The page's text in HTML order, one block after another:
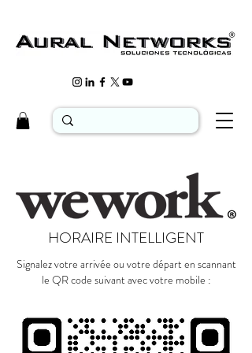
HORAIRE INTELLIGENT
Signalez votre arrivée ou votre départ en scannant
le QR code suivant avec votre mobile :